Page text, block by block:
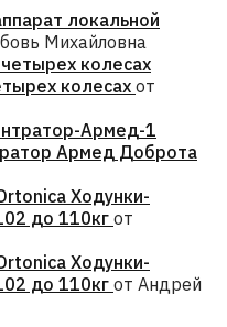
локальной
Михайловна
колесах от
Армед Доброта
Ходунки-
до 110кг от
Ходунки-
до 110кг от Андрей